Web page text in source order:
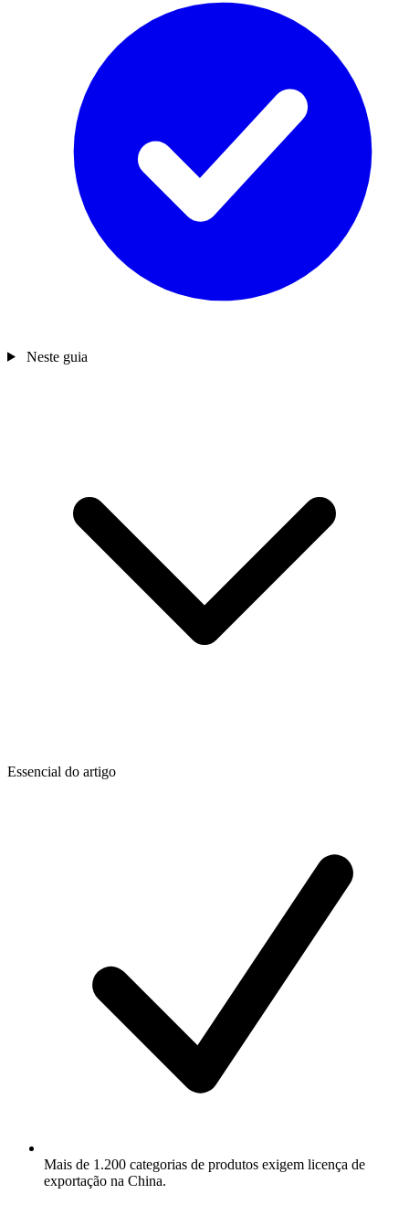
Neste guia
Essencial do artigo
Mais de 1.200 categorias de produtos exigem licença de
exportação na China.